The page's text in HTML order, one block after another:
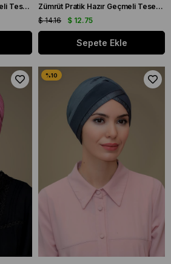
Mürdüm Pratik Hazır Geçmeli Tesettür Bone Sandy Kumaş Fiyonklu Büzgülü 7010_07
Zümrüt Pratik Hazır Geçmeli Tesettür Bone Sandy Kumaş Fiyonklu Büzgülü 7010_37
$ 12.75
$ 14.16
Sepete Ekle